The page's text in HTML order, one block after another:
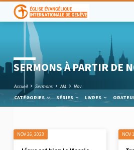
SERMONS À PARTIR DE
Accueil Sermons AM
Nov
CATÉGORIES
SÉRIES LIVRES
SERMONS
NOV 26, 2023 NOV